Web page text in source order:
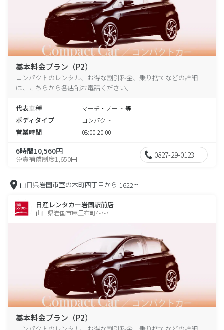
基本料金プラン（P2）
コンパクトのレンタル、お得な割引料金、乗り捨てなどの詳細
は、こちらから各店舗お電話ください。
代表車種 マーチ・ノート 等
ボディタイプ コンパクト
営業時間 08:00-20:00
6時間10,560円
免責補償制度1,650円 0827-29-0123
山口県岩国市室の木町四丁目から 1622m
日産レンタカー岩国駅前店
山口県岩国市麻里布町4-7-7
基本料金プラン（P2）